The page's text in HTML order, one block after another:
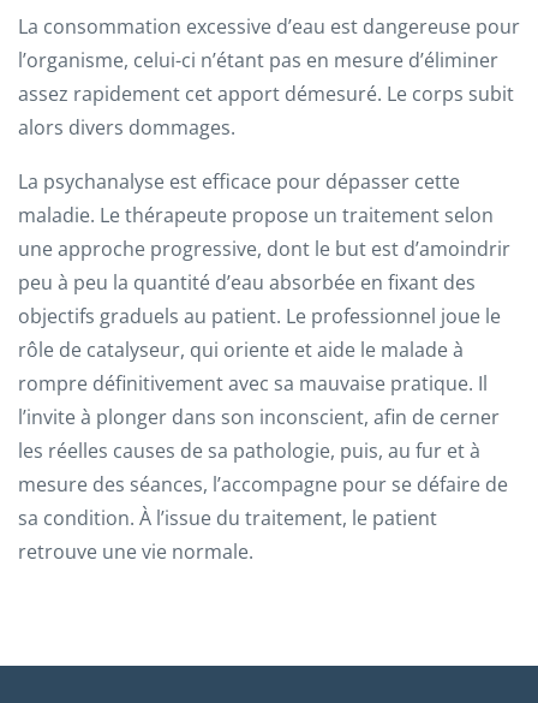
La consommation excessive d’eau est dangereuse pour
l’organisme, celui-ci n’étant pas en mesure d’éliminer
assez rapidement cet apport démesuré. Le corps subit
alors divers dommages.
La psychanalyse est efficace pour dépasser cette
maladie. Le thérapeute propose un traitement selon
une approche progressive, dont le but est d’amoindrir
peu à peu la quantité d’eau absorbée en fixant des
objectifs graduels au patient. Le professionnel joue le
rôle de catalyseur, qui oriente et aide le malade à
rompre définitivement avec sa mauvaise pratique. Il
l’invite à plonger dans son inconscient, afin de cerner
les réelles causes de sa pathologie, puis, au fur et à
mesure des séances, l’accompagne pour se défaire de
sa condition. À l’issue du traitement, le patient
retrouve une vie normale.